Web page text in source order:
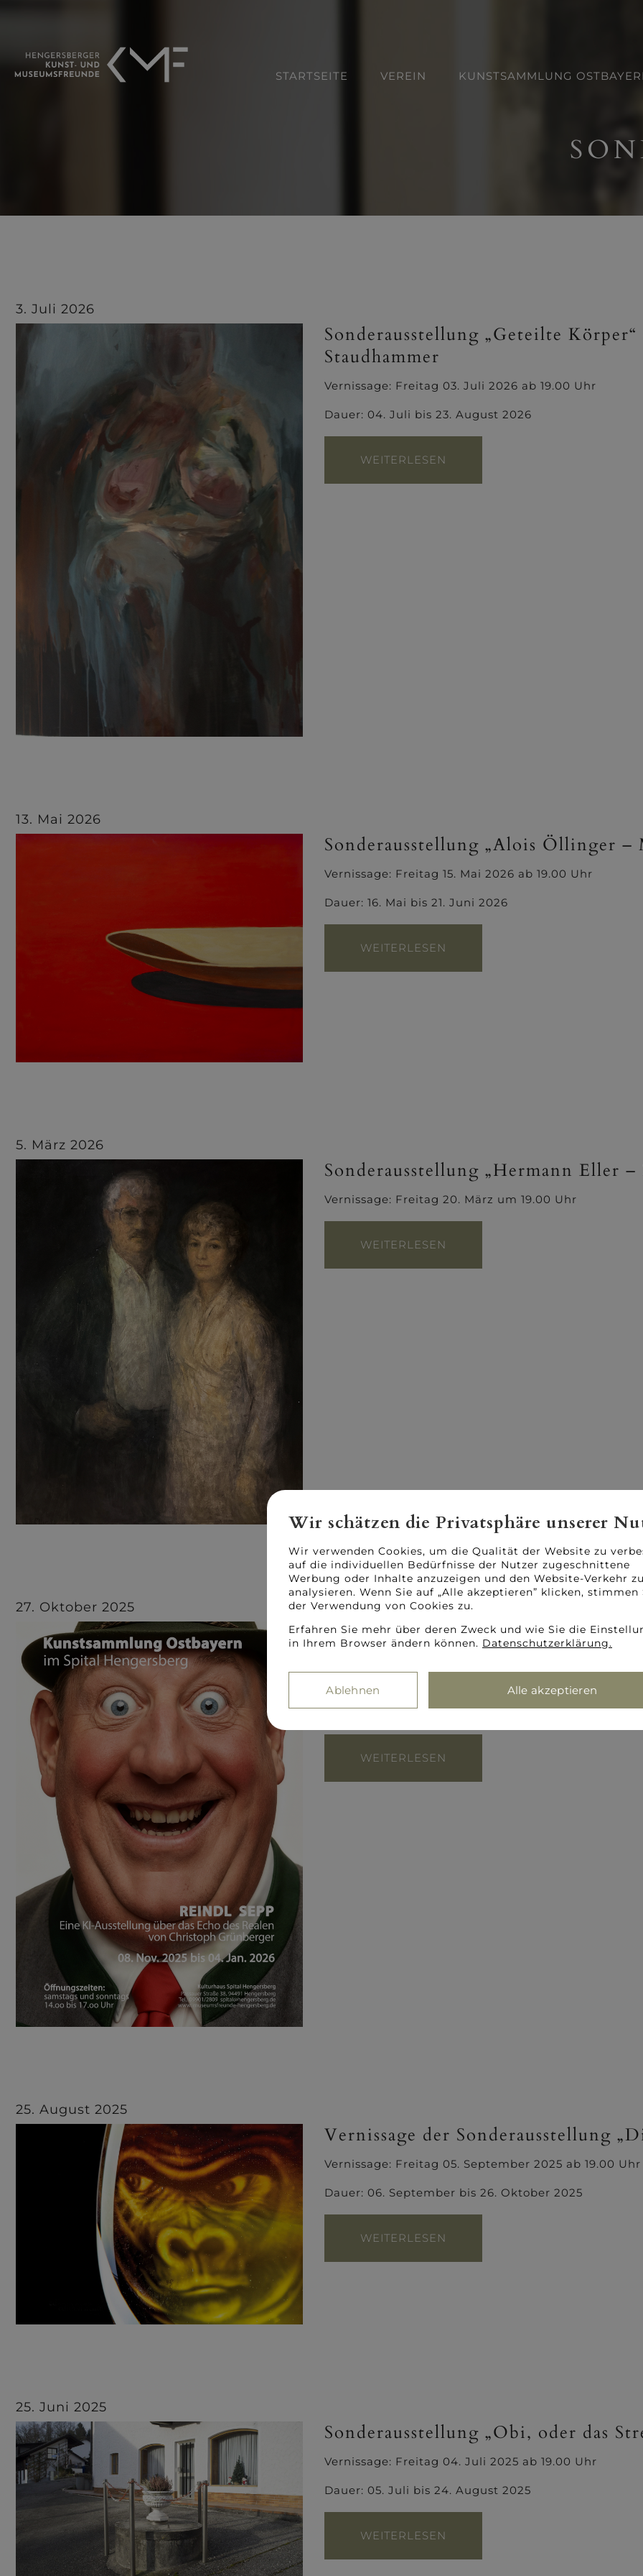
STARTSEITE VEREIN KUNSTSAMMLUNG
3. Juli 2026
Sonderausstellung „Geteilte
Staudhammer
Vernissage: Freitag 03. Juli 2026 ab 19.00 Uhr
Dauer: 04. Juli bis 23. August 2026
WEITERLESEN
13. Mai 2026
Sonderausstellung „Alois Öllinger –
Vernissage: Freitag 15. Mai 2026 ab 19.00 Uhr
Dauer: 16. Mai bis 21. Juni 2026
WEITERLESEN
5. März 2026
Sonderausstellung „Hermann Eller
Vernissage: Freitag 20. März um 19.00 Uhr
WEITERLESEN
27. Oktober 2025
Sonderausstellung „Reindl Sepp –
Vernissage: Freitag 07. November 2025 ab 19.00 Uhr
Dauer: 08. November 2025 bis 04. Januar 2026
WEITERLESEN
25. August 2025
Vernissage der Sonderausstellung
Vernissage: Freitag 05. September 2025 ab 19.00 Uhr
Dauer: 06. September bis 26. Oktober 2025
WEITERLESEN
25. Juni 2025
Sonderausstellung „Obi, oder das
Vernissage: Freitag 04. Juli 2025 ab 19.00 Uhr
Dauer: 05. Juli bis 24. August 2025
WEITERLESEN
Wir schätzen die Privatsphäre unserer
Wir verwenden Cookies, um die Qualität der Website zu
auf die individuellen Bedürfnisse der Nutzer zugeschnittene
Werbung oder Inhalte anzuzeigen und den Website-Verkehr zu
analysieren. Wenn Sie auf „Alle akzeptieren” klicken, stimmen
der Verwendung von Cookies zu.
Erfahren Sie mehr über deren Zweck und wie Sie die
in Ihrem Browser ändern können. Datenschutzerklärung.
Ablehnen Alle akzeptieren